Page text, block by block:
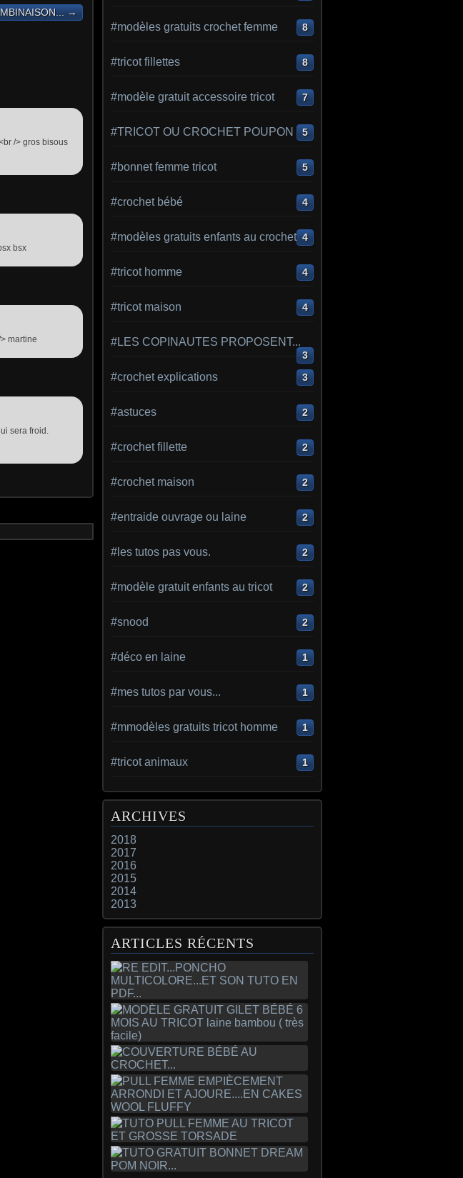
→
/> gros bisous
bsx
martine
sera froid.
#modèles gratuits crochet femme 8
#tricot fillettes 8
#modèle gratuit accessoire tricot 7
#TRICOT OU CROCHET POUPON 5
#bonnet femme tricot 5
#crochet bébé 4
#modèles gratuits enfants au crochet 4
#tricot homme 4
#tricot maison 4
#LES COPINAUTES PROPOSENT...
3
#crochet explications 3
#astuces 2
#crochet fillette 2
#crochet maison 2
#entraide ouvrage ou laine 2
#les tutos pas vous. 2
#modèle gratuit enfants au tricot 2
#snood 2
#déco en laine 1
#mes tutos par vous... 1
#mmodèles gratuits tricot homme 1
#tricot animaux 1
ARCHIVES
2018
2017
2016
2015
2014
2013
ARTICLES RÉCENTS